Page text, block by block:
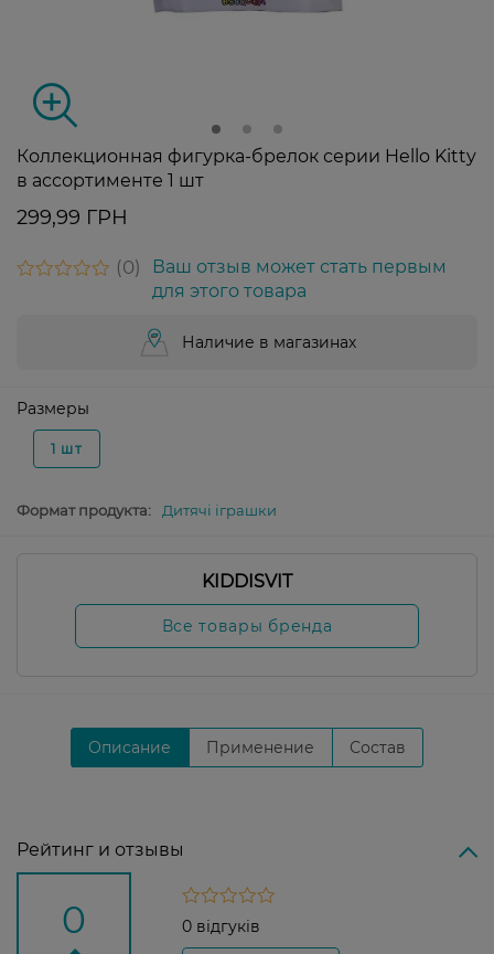
Коллекционная фигурка-брелок серии Hello Kitty
в ассортименте 1 шт
299,99 ГРН
0
Ваш отзыв может стать первым
для этого товара
Наличие в магазинах
Размеры
1 шт
Формат продукта: Дитячі іграшки
KIDDISVIT
Все товары бренда
Описание Применение Состав
Рейтинг и отзывы
0 0 відгуків